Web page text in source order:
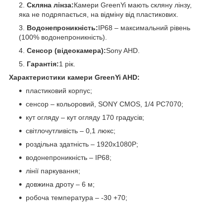
Скляна лінза:Камери GreenYi мають скляну лінзу,
яка не подряпається, на відміну від пластикових.
Водонепроникність:IP68 – максимальний рівень
(100% водонепроникність).
Сенсор (відеокамера):Sony AHD.
Гарантія:1 рік.
Характеристики камери GreenYi AHD:
пластиковий корпус;
сенсор – кольоровий, SONY CMOS, 1/4 PC7070;
кут огляду – кут огляду 170 градусів;
світлочутливість – 0,1 люкс;
роздільна здатність – 1920x1080P;
водонепроникність – IP68;
лінії паркування;
довжина дроту – 6 м;
робоча температура – -30 +70;